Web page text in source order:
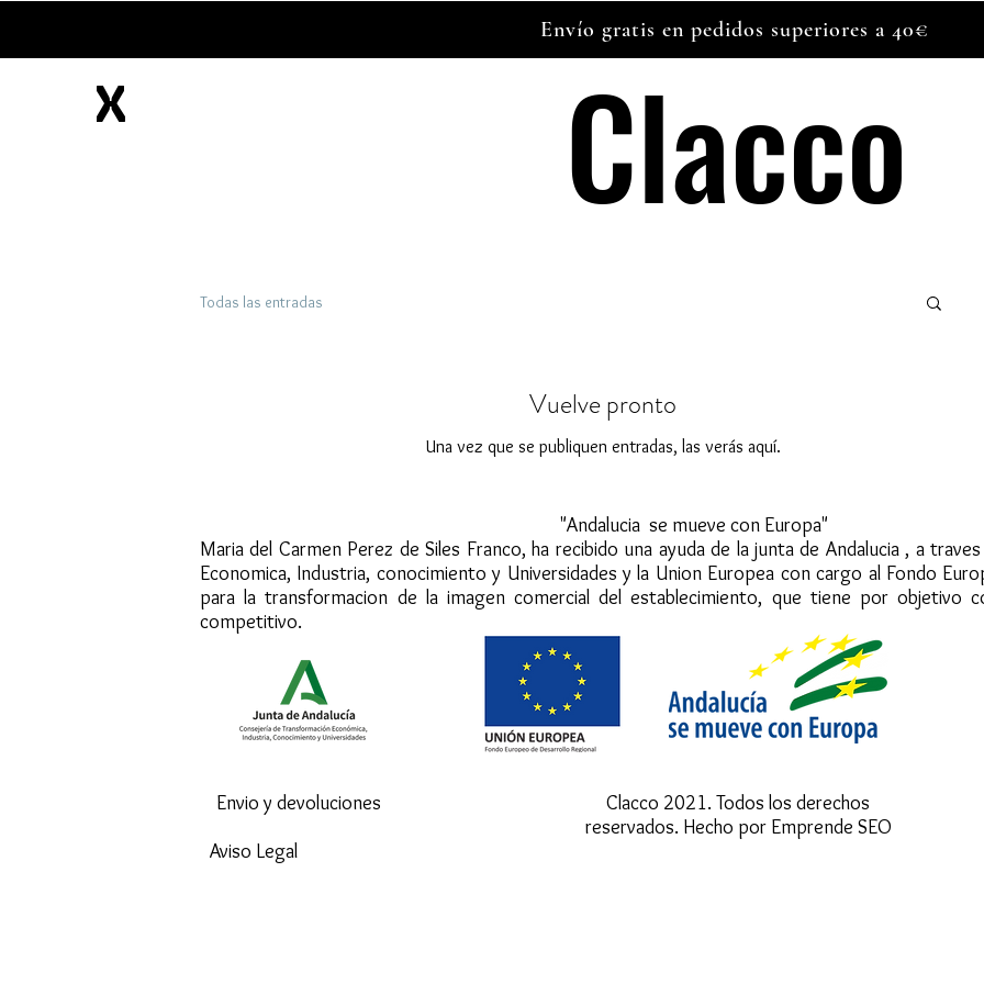
X
Envío gratis en pedidos superiores a 40€
Clacco
Clacco
Todas las entradas
Vuelve pronto
Una vez que se publiquen entradas, las verás aquí.
"Andalucia se mueve con Europa"
Maria del Carmen Perez de Siles Franco, ha recibido una ayuda de la junta de Andalucia , a
Economica, Industria, conocimiento y Universidades y la Union Europea con cargo al Fondo
para la transformacion de la imagen comercial del establecimiento, que tiene por objetivo
competitivo.
Envio y devoluciones
Clacco 2021. Todos los derechos
reservados. Hecho por Emprende SEO
Aviso Legal